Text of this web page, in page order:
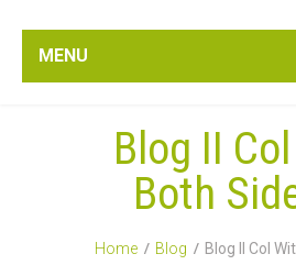
MENU
Blog II
Both
Home Blog Blog II Col